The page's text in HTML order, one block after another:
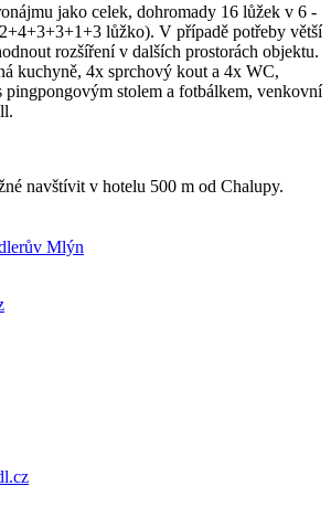
jako celek, dohromady 16 lůžek v 6 -
lůžko). V případě potřeby větší
rozšíření v dalších prostorách objektu.
kuchyně, 4x sprchový kout a 4x WC,
pingpongovým stolem a fotbálkem, venkovní
navštívit v hotelu 500 m od Chalupy.
Mlýn